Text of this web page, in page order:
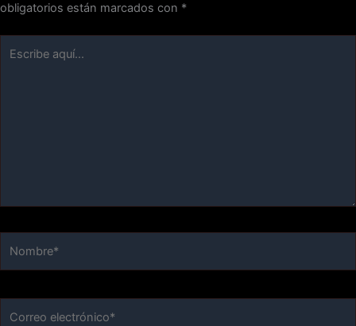
obligatorios están marcados con *
aquí...